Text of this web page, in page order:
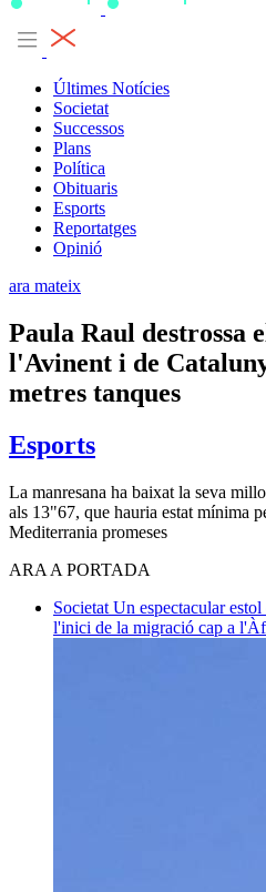
Últimes Notícies
Societat
Successos
Plans
Política
Obituaris
Esports
Reportatges
Opinió
ara mateix
Paula Raul destrossa
l'Avinent i de
metres tanques
Esports
La manresana ha baixat la seva
als 13"67, que hauria estat mínima
Mediterrania promeses
ARA A PORTADA
Societat Un espectacular
l'inici de la migració cap a